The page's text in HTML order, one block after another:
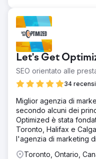
Let's Get
SEO orientato alle
34
Miglior agenzia di
secondo alcuni dei
Optimized è stata
Toronto, Halifax e
l'agenzia di marketing
Toronto, Ontario,